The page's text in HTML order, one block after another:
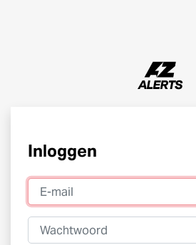
Inloggen
E-mail
Wachtwoord